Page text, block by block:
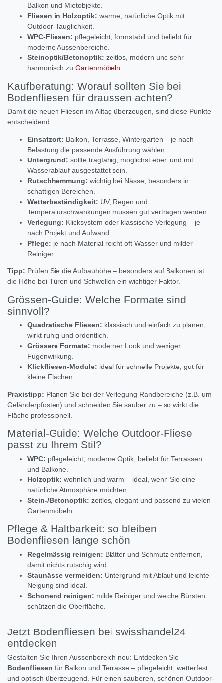
Balkon und Mietobjekte.
Fliesen in Holzoptik: warme, natürliche Optik mit
Outdoor-Tauglichkeit.
WPC-Fliesen: pflegeleicht, formstabil und beliebt für
moderne Aussenbereiche.
Steinoptik/Betonoptik: zeitlos, modern und sehr
harmonisch zu Gartenmöbeln.
Kaufberatung: Worauf sollten Sie bei
Bodenfliesen für draussen achten?
Damit die neuen Fliesen im Alltag überzeugen, sind diese Punkte
entscheidend:
Einsatzort: Balkon, Terrasse, Wintergarten – je nach
Belastung die passende Ausführung wählen.
Untergrund: sollte tragfähig, möglichst eben und mit
Wasserablauf ausgestattet sein.
Rutschhemmung: wichtig bei Nässe, besonders in
schattigen Bereichen.
Wetterbeständigkeit: UV, Regen und
Temperaturschwankungen müssen gut vertragen werden.
Verlegung: Klicksystem oder klassische Verlegung – je
nach Projekt und Aufwand.
Pflege: je nach Material reicht oft Wasser und milder
Reiniger.
Tipp: Prüfen Sie die Aufbauhöhe – besonders auf Balkonen ist
die Höhe bei Türen und Schwellen ein wichtiger Faktor.
Grössen-Guide: Welche Formate sind
sinnvoll?
Quadratische Fliesen: klassisch und einfach zu planen,
wirkt ruhig und ordentlich.
Grössere Formate: moderner Look und weniger
Fugenwirkung.
Klickfliesen-Module: ideal für schnelle Projekte, gut für
kleine Flächen.
Praxistipp: Planen Sie bei der Verlegung Randbereiche (z.B. um
Geländerpfosten) und schneiden Sie sauber zu – so wirkt die
Fläche professionell.
Material-Guide: Welche Outdoor-Fliese
passt zu Ihrem Stil?
WPC: pflegeleicht, moderne Optik, beliebt für Terrassen
und Balkone.
Holzoptik: wohnlich und warm – ideal, wenn Sie eine
natürliche Atmosphäre möchten.
Stein-/Betonoptik: zeitlos, elegant und passend zu vielen
Gartenmöbeln.
Pflege & Haltbarkeit: so bleiben
Bodenfliesen lange schön
Regelmässig reinigen: Blätter und Schmutz entfernen,
damit nichts rutschig wird.
Staunässe vermeiden: Untergrund mit Ablauf und leichte
Neigung sind ideal.
Schonend reinigen: milde Reiniger und weiche Bürsten
schützen die Oberfläche.
Jetzt Bodenfliesen bei swisshandel24
entdecken
Gestalten Sie Ihren Aussenbereich neu: Entdecken Sie
Bodenfliesen für Balkon und Terrasse – pflegeleicht, wetterfest
und optisch überzeugend. Für einen sauberen, schönen Outdoor-